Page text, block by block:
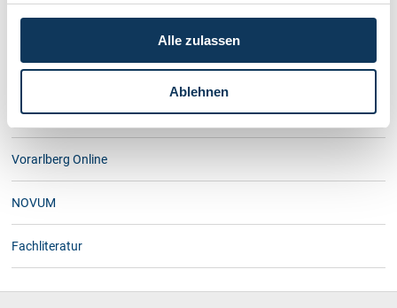
gesammelt haben.
Alle zulassen
Ablehnen
Archiv 2006
Archiv 1990-1995
Vorarlberg Online
NOVUM
Fachliteratur